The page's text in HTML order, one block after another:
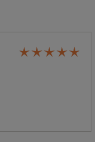
★★★★★
★★★★★